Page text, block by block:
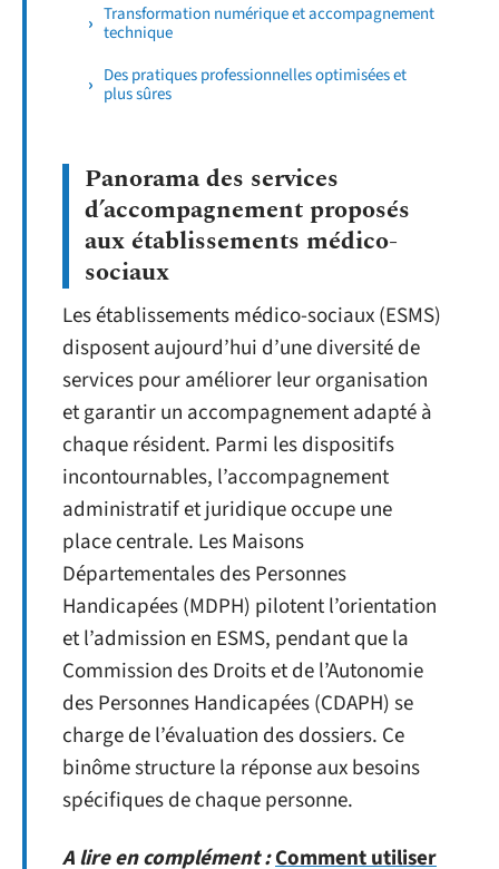
Transformation numérique et accompagnement
technique
Des pratiques professionnelles optimisées et
plus sûres
Panorama des services
d’accompagnement proposés
aux établissements médico-
sociaux
Les établissements médico-sociaux (ESMS)
disposent aujourd’hui d’une diversité de
services pour améliorer leur organisation
et garantir un accompagnement adapté à
chaque résident. Parmi les dispositifs
incontournables, l’accompagnement
administratif et juridique occupe une
place centrale. Les Maisons
Départementales des Personnes
Handicapées (MDPH) pilotent l’orientation
et l’admission en ESMS, pendant que la
Commission des Droits et de l’Autonomie
des Personnes Handicapées (CDAPH) se
charge de l’évaluation des dossiers. Ce
binôme structure la réponse aux besoins
spécifiques de chaque personne.
A lire en complément :Comment utiliser